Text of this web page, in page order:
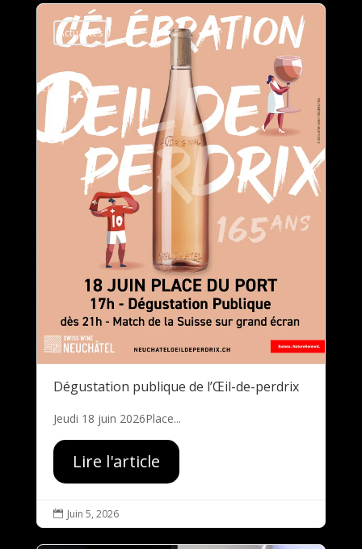
Actualités
Dégustation publique de l’Œil-de-perdrix
Jeudi 18 juin 2026Place...
Lire l'article
 Juin 5, 2026